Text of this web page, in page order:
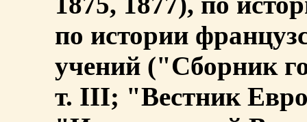
по истории
учений ("Сборник
т. III; "Вестник